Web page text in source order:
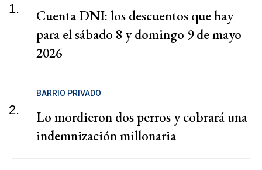
1.
Cuenta DNI: los descuentos que hay
para el sábado 8 y domingo 9 de mayo
2026
2.
BARRIO PRIVADO
Lo mordieron dos perros y cobrará una
indemnización millonaria